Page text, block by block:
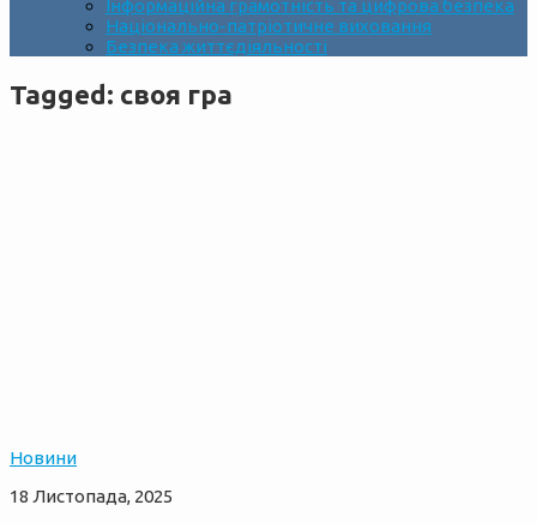
Інформаційна грамотність та цифрова безпека
Національно-патріотичне виховання
Безпека життєдіяльності
Tagged: своя гра
Новини
18 Листопада, 2025